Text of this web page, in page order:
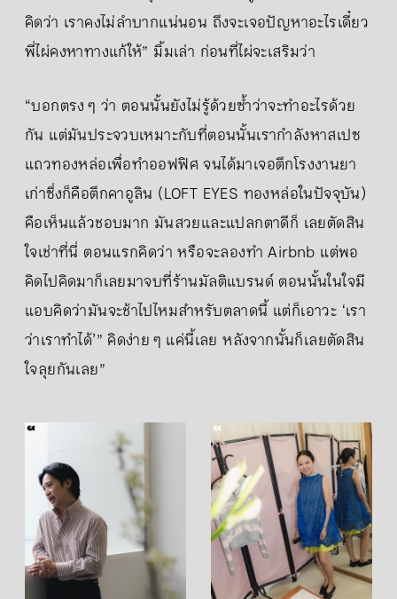
คิดว่า เราคงไม่ลำบากแน่นอน ถึงจะเจอปัญหาอะไรเดี๋ยว
พี่ไผ่คงหาทางแก้ให้” มิ้มเล่า ก่อนที่ไผ่จะเสริมว่า
“บอกตรง ๆ ว่า ตอนนั้นยังไม่รู้ด้วยซ้ำว่าจะทำอะไรด้วย
กัน แต่มันประจวบเหมาะกับที่ตอนนั้นเรากำลังหาสเปซ
แถวทองหล่อเพื่อทำออฟฟิศ จนได้มาเจอตึกโรงงานยา
เก่าซึ่งก็คือตึกคาอูลิน (LOFT EYES ทองหล่อในปัจจุบัน)
คือเห็นแล้วชอบมาก มันสวยและแปลกตาดีก็ เลยตัดสิน
ใจเช่าที่นี่ ตอนแรกคิดว่า หรือจะลองทำ Airbnb แต่พอ
คิดไปคิดมาก็เลยมาจบที่ร้านมัลติแบรนด์ ตอนนั้นในใจมี
แอบคิดว่ามันจะช้าไปไหมสำหรับตลาดนี้ แต่ก็เอาวะ ‘เรา
ว่าเราทำได้’” คิดง่าย ๆ แค่นี้เลย หลังจากนั้นก็เลยตัดสิน
ใจลุยกันเลย”